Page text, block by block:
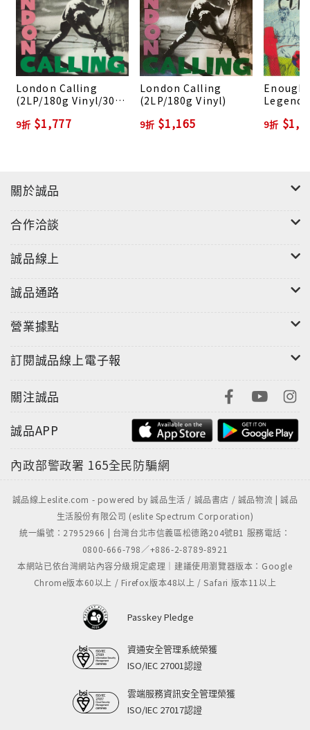
London Calling
(2LP/180g Vinyl/30th
9折 $1,777
London Calling
(2LP/180g Vinyl)
9折 $1,165
Enough
9折
關於誠品
合作洽談
誠品線上
誠品通路
營業據點
訂閱誠品線上電子報
關注誠品
誠品APP
內政部警政署 165全民防騙網
誠品線上eslite.com - powered by 誠品生活 / 誠品書店 / 誠品物流 | 誠品
生活股份有限公司 (eslite Spectrum Corporation)
統一編號：27952966 | 台灣台北市信義區松德路204號B1 服務電話：
0800-666-798／+886-2-8789-8921
本網站已依台灣網站內容分級規定處理｜建議使用瀏覽器版本：Google
Chrome版本60以上 / Firefox版本48以上 / Safari 版本11以上
Passkey Pledge
資通安全管理系統榮獲
ISO/IEC 27001認證
雲端服務資訊安全管理榮獲
ISO/IEC 27017認證